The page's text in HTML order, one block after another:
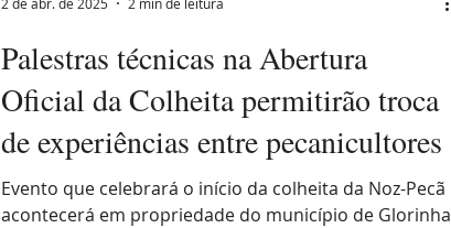
Palestras técnicas na Abertura
Oficial da Colheita permitirão troca
de experiências entre pecanicultores
Evento que celebrará o início da colheita da Noz-Pecã
acontecerá em propriedade do município de Glorinha